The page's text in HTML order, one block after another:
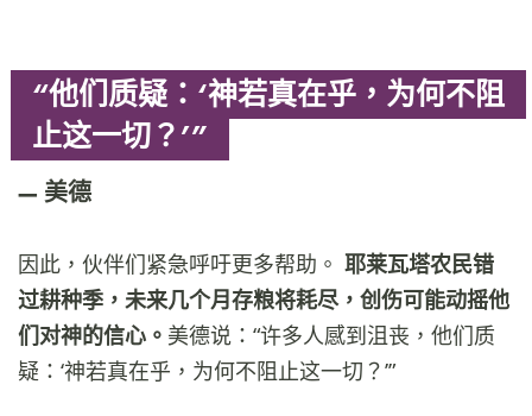
“他们质疑：‘神若真在乎，为何不阻
止这一切？’”
美德
因此，伙伴们紧急呼吁更多帮助。 耶莱瓦塔农民错
过耕种季，未来几个月存粮将耗尽，创伤可能动摇他
们对神的信心。 美德说：“许多人感到沮丧，他们质
疑：‘神若真在乎，为何不阻止这一切？’”